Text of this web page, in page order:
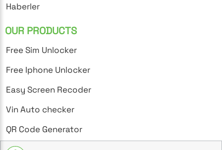
Haberler
OUR PRODUCTS
Free Sim Unlocker
Free Iphone Unlocker
Easy Screen Recoder
Vin Auto checker
QR Code Generator